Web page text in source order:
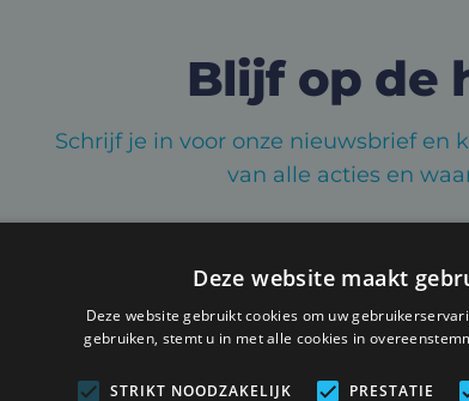
Blijf op de
Schrijf je in voor onze nieuwsbrief en
van alle acties en
Deze website maakt
Deze website gebruikt cookies om uw
gebruiken, stemt u in met alle cookies in
STRIKT NOODZAKELIJK PRESTATIE